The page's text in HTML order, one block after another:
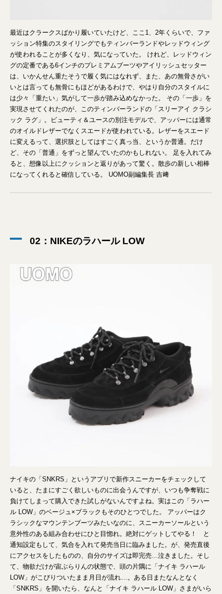
最近はクラークスばかり履いていたけど、ここ1、2年くらいで、ファ
ッション特集のスタイリングでもティンバーランドやレッドウィング
が使われることが多くなり、気になっていた。 けれど、レッドウィン
グの定番である6インチのプレミアムブーツやアイリッシュセッター
は、いかんせん重たそうで履く気にはなれず、また、あの無骨さがい
いとは言っても無骨にもほどがあるわけで、やはり自分のスタイルに
は少々「重たい」気がして一歩が踏み込めなかった。 その「一歩」を
実現させてくれたのが、このティンバーランドの「スリーアイ クラシ
ック ラグ」。ビューティ＆ユースの別注モデルで、アッパーには通常
のオイルドレザーでなくスエードが使われている。レザーをスエード
に変えるって、選択肢としてはすごく真っ当、というか普通。だけ
ど、その「普通」をずっと望んでいたのかもしれない。 足を入れてみ
ると、想像以上にクッションと返りがあって驚く。散歩の新しい相棒
になってくれると確信している。 UOMO副編集長 吉﨑
02：NIKEのラハール LOW
ナイキの「SNKRS」というアプリで新作スニーカーをチェックして
いると、たまにすごく欲しいものに出会うんですが、いつも争奪戦に
負けてしまって購入できた試しがないんですよね。実はこの「ラハー
ル LOW」のベージュ×ブラックもそのひとつでした。 アッパーはク
ラシックなマウンテンブーツみたいなのに、スニーカーソールという
意外性のある組み合わせにひと目惚れ。絶対にゲットしてやる！ と
通知設定もして、気合を入れて発売当日に臨みました。が、発売直後
にアクセスをしたものの、自分のサイズは即完売…泣きました。そし
て、物欲だけが宙ぶらりんの状態で、頭の片隅に「ナイキ ラハール
LOW」がこびりついたまま月日が流れ…。ある日またなんとなく
「SNKRS」を開いたら、なんと「ナイキ ラハール LOW」さまがいら